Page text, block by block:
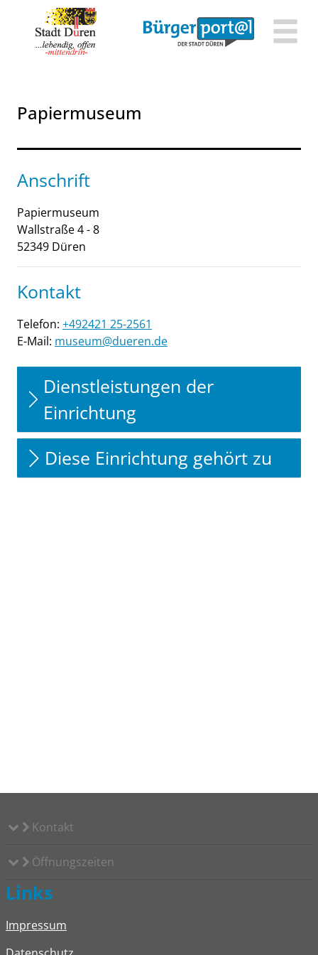
Zum Hauptinhalt springen
Zum Header
Zum Hauptinhalt
Zum Footer
Papiermuseum
Anschrift
Papiermuseum
Wallstraße4 - 8
52349 Düren
Kontakt
Telefon: +492421 25-2561
E-Mail: museum@dueren.de
Dienstleistungen der
Einrichtung
Diese Einrichtung gehört zu
Kontakt
Öffnungszeiten
Links
Impressum